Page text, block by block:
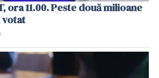
ora 11.00. Peste două milioane
votat